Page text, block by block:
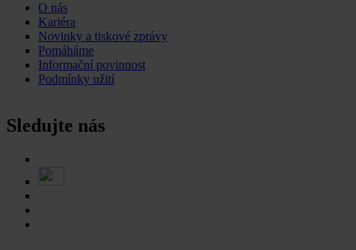
O nás
Kariéra
Novinky a tiskové zprávy
Pomáháme
Informační povinnost
Podmínky užití
Sledujte nás